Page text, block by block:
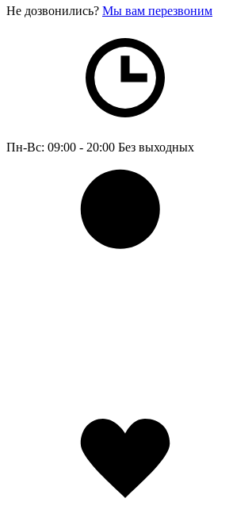
Не дозвонились? Мы вам перезвоним
Пн-Вс: 09:00 - 20:00 Без выходных